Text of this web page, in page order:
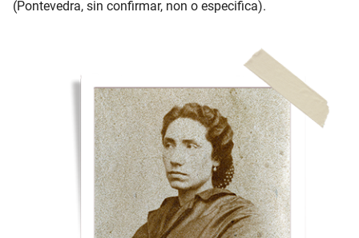
(Pontevedra, sin confirmar, non o especifica).